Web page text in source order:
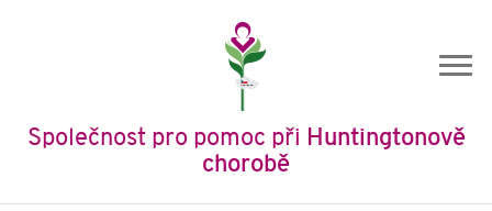
Společnost pro pomoc při Huntingtonově
chorobě